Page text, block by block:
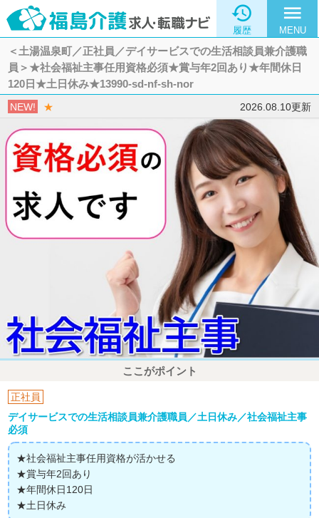

履歴
menu
MENU
＜土湯温泉町／正社員／デイサービスでの生活相談員兼介護職
員＞★社会福祉主事任用資格必須★賞与年2回あり★年間休日
120日★土日休み★13990-sd-nf-sh-nor
NEW! ★ 2026.08.10更新
ここがポイント
正社員
デイサービスでの生活相談員兼介護職員／土日休み／社会福祉主事
必須
★社会福祉主事任用資格が活かせる
★賞与年2回あり
★年間休日120日
★土日休み